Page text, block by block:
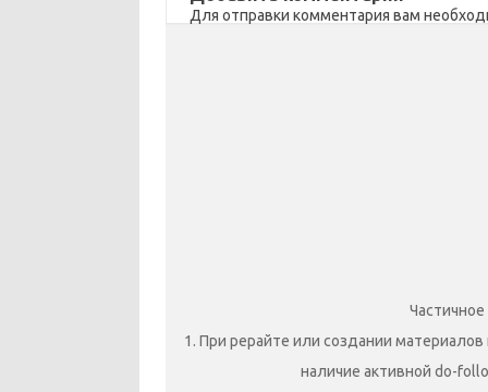
Для отправки комментария вам
1. При рерайте или создании
наличие активной do-